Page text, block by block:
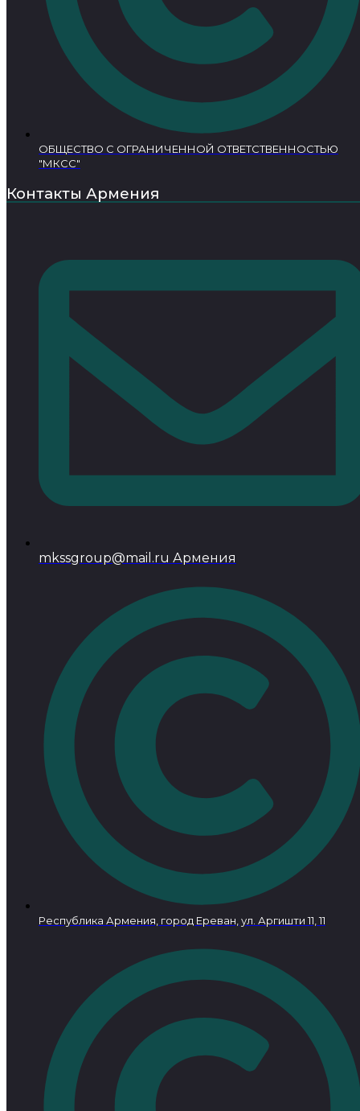
ОБЩЕСТВО С ОГРАНИЧЕННОЙ ОТВЕТСТВЕННОСТЬЮ
"МКСС"
Контакты Армения
mkssgroup@mail.ru Армения
Республика Армения, город Ереван, ул. Аргишти 11, 11